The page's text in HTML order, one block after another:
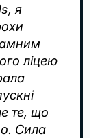
я
ліцею
те, що
Сила